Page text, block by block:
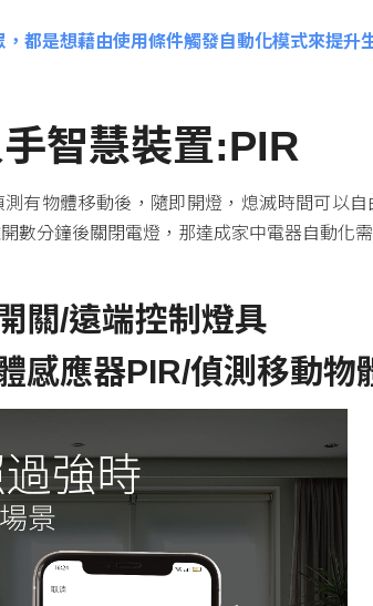
都是想藉由使用條件觸發自動化模式來提升
智慧裝置:PIR
有物體移動後，隨即開燈，熄滅時間可以
數分鐘後關閉電燈，那達成家中電器自動化
關/遠端控制燈具
感應器PIR/偵測移動物